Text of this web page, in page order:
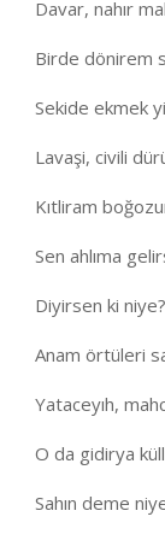
Davar, nahır
Birde dönirem
Sekide ekmek
Lavaşi, civili
Kıtliram
Sen ahlıma
Diyirsen ki
Anam örtüleri
Yataceyıh,
O da gidirya
Sahın deme